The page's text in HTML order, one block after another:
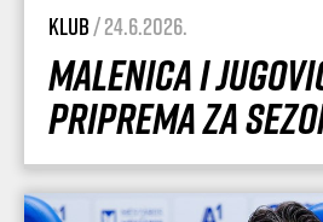
Klub/ 24.6.2026.
Malenica i
priprema za